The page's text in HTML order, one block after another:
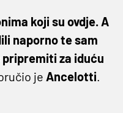
koji su ovdje. A
naporno te sam
pripremiti za iduću
je Ancelotti.